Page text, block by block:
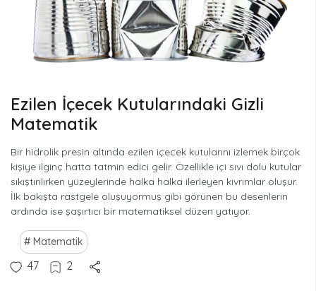
Ezilen İçecek Kutularındaki Gizli
Matematik
Bir hidrolik presin altında ezilen içecek kutularını izlemek birçok
kişiye ilginç hatta tatmin edici gelir. Özellikle içi sıvı dolu kutular
sıkıştırılırken yüzeylerinde halka halka ilerleyen kıvrımlar oluşur.
İlk bakışta rastgele oluşuyormuş gibi görünen bu desenlerin
ardında ise şaşırtıcı bir matematiksel düzen yatıyor.
Matematik
47 2